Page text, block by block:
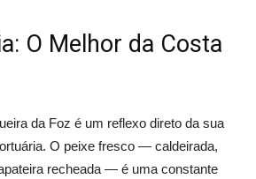
O Melhor da Costa
da Foz é um reflexo direto da sua
O peixe fresco — caldeirada,
recheada — é uma constante